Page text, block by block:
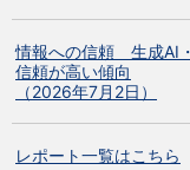
情報への信頼 生成AI
信頼が高い傾向
（2026年7月2日）
レポート一覧はこちら